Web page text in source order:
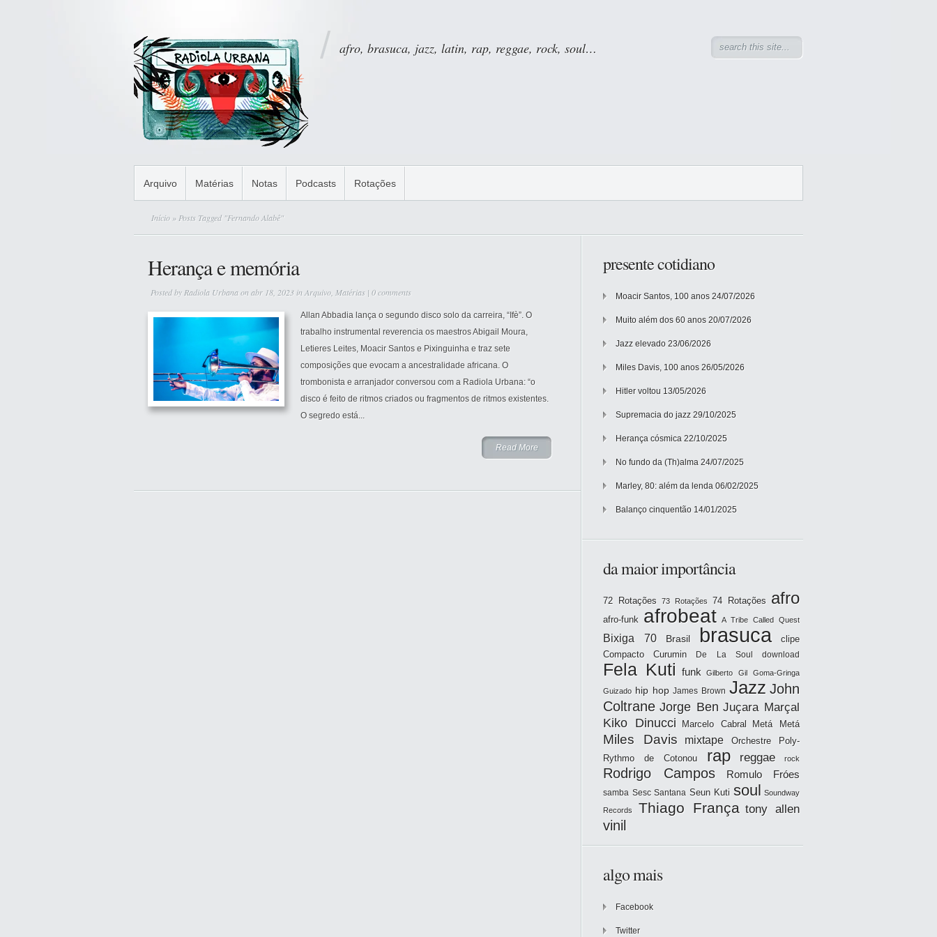
afro, brasuca, jazz, latin, rap, reggae, rock, soul…
Arquivo Matérias Notas Podcasts Rotações
Início » Posts Tagged "Fernando Alabê"
Herança e memória
Posted by Radiola Urbanaon abr 18, 2023 inArquivo Matérias | 0 comments
Allan Abbadia lança o segundo disco solo da carreira, “Ifè”. O
trabalho instrumental reverencia os maestros Abigail Moura,
Letieres Leites, Moacir Santos e Pixinguinha e traz sete
composições que evocam a ancestralidade africana. O
trombonista e arranjador conversou com a Radiola Urbana: “o
disco é feito de ritmos criados ou fragmentos de ritmos existentes.
O segredo está...
Read More
presente cotidiano
Moacir Santos, 100 anos 24/07/2026
Muito além dos 60 anos 20/07/2026
Jazz elevado 23/06/2026
Miles Davis, 100 anos 26/05/2026
Hitler voltou 13/05/2026
Supremacia do jazz 29/10/2025
Herança cósmica 22/10/2025
No fundo da (Th)alma 24/07/2025
Marley, 80: além da lenda 06/02/2025
Balanço cinquentão 14/01/2025
da maior importância
72 Rotações 73 Rotações 74 Rotações afro
afro-funk afrobeat A Tribe Called Quest
Bixiga 70 Brasil brasuca
clipe
Compacto
Curumin De La Soul download
Fela Kuti funk Gilberto Gil Goma-Gringa
Guizado hip hop James Brown Jazz John
Coltrane Jorge Ben Juçara Marçal
Kiko Dinucci Marcelo Cabral Metá Metá
Miles Davis mixtape
Orchestre Poly-
Rythmo de Cotonou
rap reggae rock
Rodrigo Campos Romulo Fróes
samba Sesc Santana Seun Kuti soul Soundway
Records Thiago França tony allen
vinil
algo mais
Facebook
Twitter